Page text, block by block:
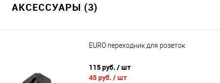
АКСЕССУАРЫ (3)
EURO переходник для розеток
115 руб. / шт
45 руб. / шт